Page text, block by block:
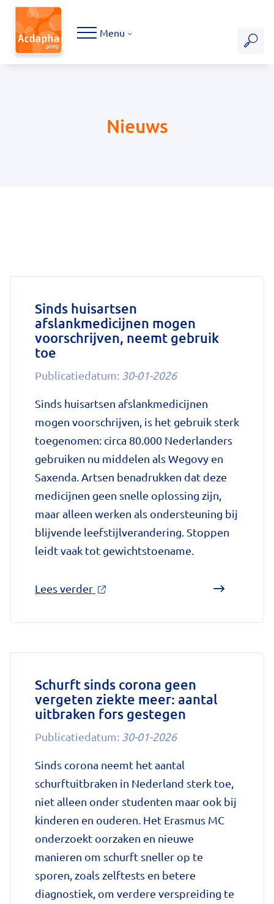
Hoofdmenu
Menu
Nieuws
Sinds huisartsen
afslankmedicijnen mogen
voorschrijven, neemt gebruik
toe
Publicatiedatum: 30-01-2026
Sinds huisartsen afslankmedicijnen
mogen voorschrijven, is het gebruik sterk
toegenomen: circa 80.000 Nederlanders
gebruiken nu middelen als Wegovy en
Saxenda. Artsen benadrukken dat deze
medicijnen geen snelle oplossing zijn,
maar alleen werken als ondersteuning bij
blijvende leefstijlverandering. Stoppen
leidt vaak tot gewichtstoename.
Lees verder over
huisartsen
voorschrijven,
neemt
gebruik
toe'
Nationale
zorggids
Schurft sinds corona geen
vergeten ziekte meer: aantal
uitbraken fors gestegen
Publicatiedatum: 30-01-2026
Sinds corona neemt het aantal
schurftuitbraken in Nederland sterk toe,
niet alleen onder studenten maar ook bij
kinderen en ouderen. Het Erasmus MC
onderzoekt oorzaken en nieuwe
manieren om schurft sneller op te
sporen, zoals zelftests en betere
diagnostiek, om verdere verspreiding te